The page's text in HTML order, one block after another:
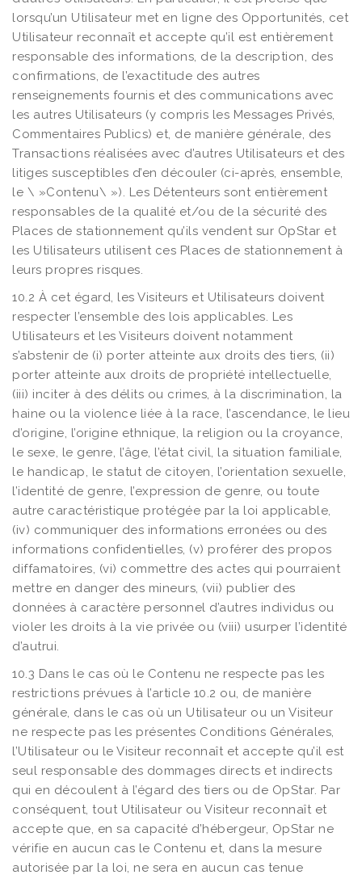
lorsqu’un Utilisateur met en ligne des Opportunités, cet
Utilisateur reconnaît et accepte qu’il est entièrement
responsable des informations, de la description, des
confirmations, de l’exactitude des autres
renseignements fournis et des communications avec
les autres Utilisateurs (y compris les Messages Privés,
Commentaires Publics) et, de manière générale, des
Transactions réalisées avec d’autres Utilisateurs et des
litiges susceptibles d’en découler (ci-après, ensemble,
le \ »Contenu\ »). Les Détenteurs sont entièrement
responsables de la qualité et/ou de la sécurité des
Places de stationnement qu’ils vendent sur OpStar et
les Utilisateurs utilisent ces Places de stationnement à
leurs propres risques.
10.2 À cet égard, les Visiteurs et Utilisateurs doivent
respecter l’ensemble des lois applicables. Les
Utilisateurs et les Visiteurs doivent notamment
s’abstenir de (i) porter atteinte aux droits des tiers, (ii)
porter atteinte aux droits de propriété intellectuelle,
(iii) inciter à des délits ou crimes, à la discrimination, la
haine ou la violence liée à la race, l’ascendance, le lieu
d’origine, l’origine ethnique, la religion ou la croyance,
le sexe, le genre, l’âge, l’état civil, la situation familiale,
le handicap, le statut de citoyen, l’orientation sexuelle,
l’identité de genre, l’expression de genre, ou toute
autre caractéristique protégée par la loi applicable,
(iv) communiquer des informations erronées ou des
informations confidentielles, (v) proférer des propos
diffamatoires, (vi) commettre des actes qui pourraient
mettre en danger des mineurs, (vii) publier des
données à caractère personnel d’autres individus ou
violer les droits à la vie privée ou (viii) usurper l’identité
d’autrui.
10.3 Dans le cas où le Contenu ne respecte pas les
restrictions prévues à l’article 10.2 ou, de manière
générale, dans le cas où un Utilisateur ou un Visiteur
ne respecte pas les présentes Conditions Générales,
l’Utilisateur ou le Visiteur reconnaît et accepte qu’il est
seul responsable des dommages directs et indirects
qui en découlent à l’égard des tiers ou de OpStar. Par
conséquent, tout Utilisateur ou Visiteur reconnaît et
accepte que, en sa capacité d’hébergeur, OpStar ne
vérifie en aucun cas le Contenu et, dans la mesure
autorisée par la loi, ne sera en aucun cas tenue